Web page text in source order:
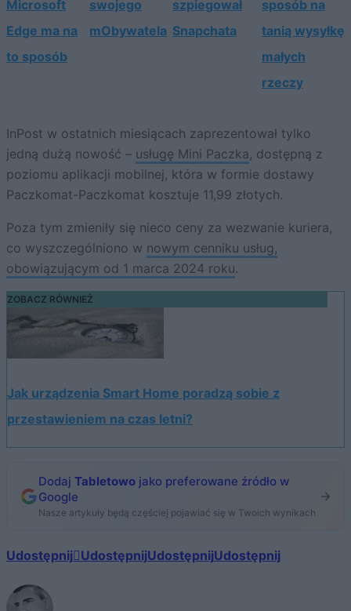
Microsoft
Edge ma na
to sposób
swojego
mObywatela
szpiegował
Snapchata
sposób na
tanią wysyłkę
małych
rzeczy
InPost w ostatnich miesiącach zaprezentował tylko
jedną dużą nowość – usługę Mini Paczka, dostępną z
poziomu aplikacji mobilnej, która w formie dostawy
Paczkomat-Paczkomat kosztuje 11,99 złotych.
Poza tym zmieniły się nieco ceny za wezwanie kuriera,
co wyszczególniono w nowym cenniku usług,
obowiązującym od 1 marca 2024 roku.
ZOBACZ RÓWNIEŻ
Jak urządzenia Smart Home poradzą sobie z
przestawieniem na czas letni?
Dodaj Tabletowo jako preferowane źródło w
Google
Nasze artykuły będą częściej pojawiać się w Twoich wynikach
Udostępnij UdostępnijUdostępnijUdostępnij